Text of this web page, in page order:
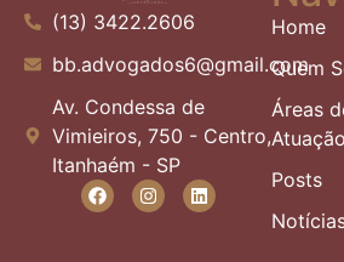
(13) 3422.2606
bb.advogados6@gmail.com
Av. Condessa de
Vimieiros, 750 - Centro,
Itanhaém - SP
Home
Quem
Áreas
Atuação
Posts